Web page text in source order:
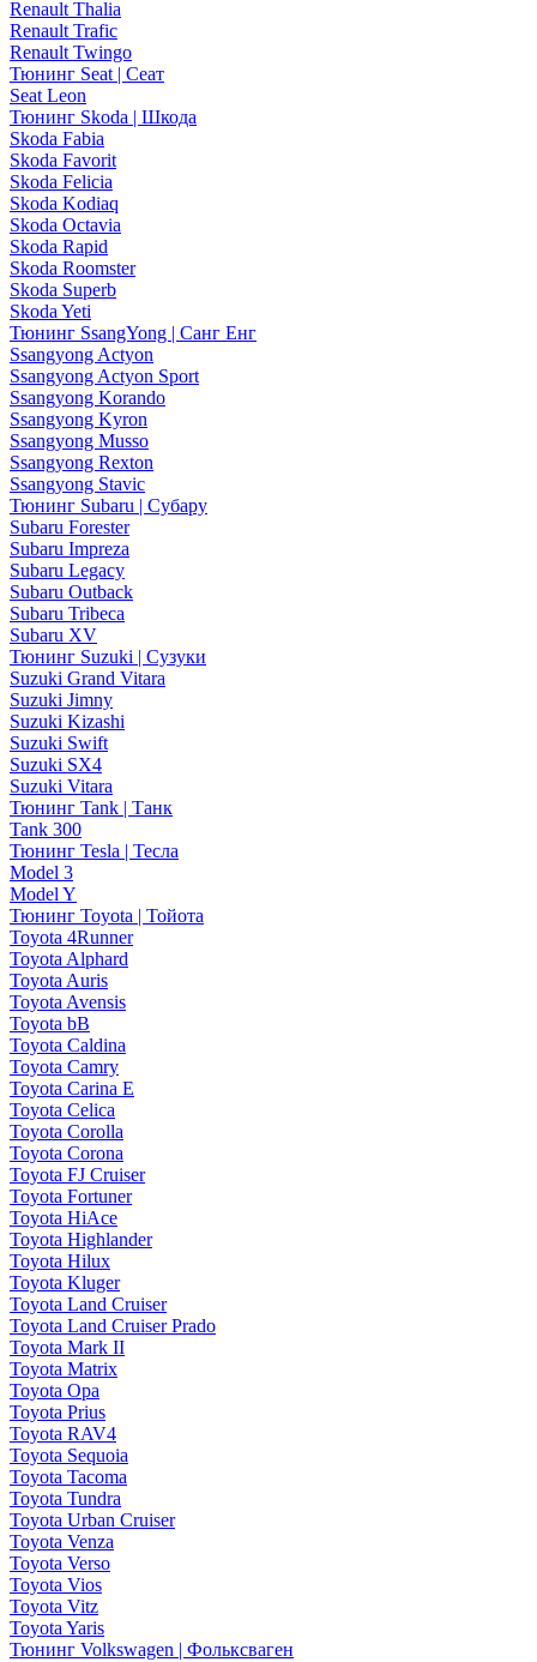
Renault Thalia
Renault Trafic
Renault Twingo
Тюнинг Seat | Сеат
Seat Leon
Тюнинг Skoda | Шкода
Skoda Fabia
Skoda Favorit
Skoda Felicia
Skoda Kodiaq
Skoda Octavia
Skoda Rapid
Skoda Roomster
Skoda Superb
Skoda Yeti
Тюнинг SsangYong | Санг Енг
Ssangyong Actyon
Ssangyong Actyon Sport
Ssangyong Korando
Ssangyong Kyron
Ssangyong Musso
Ssangyong Rexton
Ssangyong Stavic
Тюнинг Subaru | Субару
Subaru Forester
Subaru Impreza
Subaru Legacy
Subaru Outback
Subaru Tribeca
Subaru XV
Тюнинг Suzuki | Сузуки
Suzuki Grand Vitara
Suzuki Jimny
Suzuki Kizashi
Suzuki Swift
Suzuki SX4
Suzuki Vitara
Тюнинг Tank | Танк
Tank 300
Тюнинг Tesla | Тесла
Model 3
Model Y
Тюнинг Toyota | Тойота
Toyota 4Runner
Toyota Alphard
Toyota Auris
Toyota Avensis
Toyota bB
Toyota Caldina
Toyota Camry
Toyota Carina E
Toyota Celica
Toyota Corolla
Toyota Corona
Toyota FJ Cruiser
Toyota Fortuner
Toyota HiAce
Toyota Highlander
Toyota Hilux
Toyota Kluger
Toyota Land Cruiser
Toyota Land Cruiser Prado
Toyota Mark II
Toyota Matrix
Toyota Opa
Toyota Prius
Toyota RAV4
Toyota Sequoia
Toyota Tacoma
Toyota Tundra
Toyota Urban Cruiser
Toyota Venza
Toyota Verso
Toyota Vios
Toyota Vitz
Toyota Yaris
Тюнинг Volkswagen | Фольксваген